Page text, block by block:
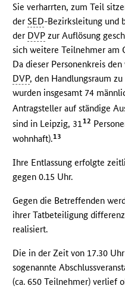
Sie verharrten, zum Teil
derSED-Bezirksleitung und
der DVP zur Auflösung
sich weitere Teilnehmer am
Da dieser Personenkreis
DVP, den Handlungsraum
wurden insgesamt 74
Antragsteller auf ständige
sind in Leipzig, 31 12
wohnhaft).13
Ihre Entlassung erfolgte
gegen 0.15 Uhr.
Gegen die Betreffenden
ihrer Tatbeteiligung
realisiert.
Die in der Zeit von 17.30
sogenannte
(ca. 650 Teilnehmer) verlief